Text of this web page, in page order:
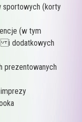
sportowych (korty
(w tym
i dodatkowych
prezentowanych